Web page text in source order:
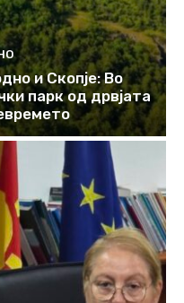
и Скопје: Во
парк од дрвјата